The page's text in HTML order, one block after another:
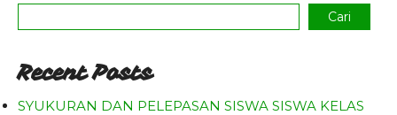
Cari
Recent Posts
SYUKURAN DAN PELEPASAN SISWA SISWA KELAS